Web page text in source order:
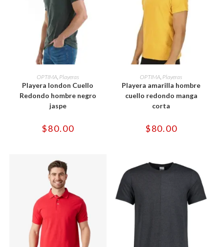
SELECCIONAR OPCIONES
Este
producto
tiene
múltiples
variantes.
opciones
elegir
producto
OPTIMA, Playeras
Playera london Cuello
Redondo hombre negro
jaspe
$80.00
SELECCIONAR OPCIONES
Este
producto
tiene
múltiples
variantes.
opciones
elegir
producto
OPTIMA Playeras
Playera amarilla hombre
cuello redondo manga
corta
$80.00